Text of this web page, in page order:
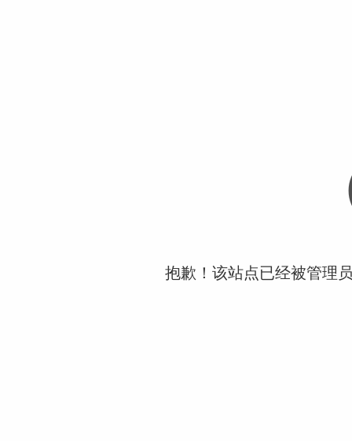
抱歉！该站点已经被管理